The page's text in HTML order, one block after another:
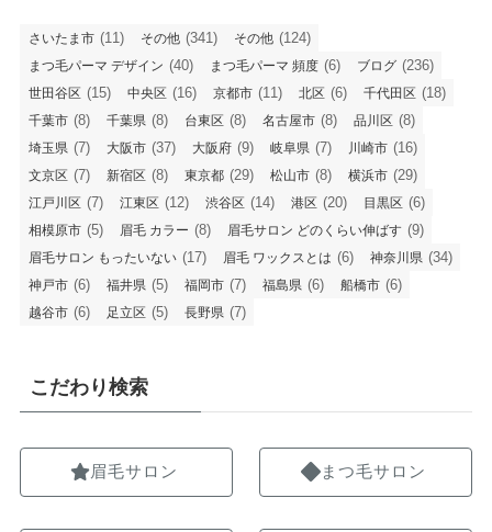
さいたま市 (11) その他 (341) その他 (124)
まつ毛パーマ デザイン (40) まつ毛パーマ 頻度 (6) ブログ (236)
世田谷区 (15) 中央区 (16) 京都市 (11) 北区 (6) 千代田区 (18)
千葉市 (8) 千葉県 (8) 台東区 (8) 名古屋市 (8) 品川区 (8)
埼玉県 (7) 大阪市 (37) 大阪府 (9) 岐阜県 (7) 川崎市 (16)
文京区 (7) 新宿区 (8) 東京都 (29) 松山市 (8) 横浜市 (29)
江戸川区 (7) 江東区 (12) 渋谷区 (14) 港区 (20) 目黒区 (6)
相模原市 (5) 眉毛 カラー (8) 眉毛サロン どのくらい伸ばす (9)
眉毛サロン もったいない (17) 眉毛 ワックスとは (6) 神奈川県 (34)
神戸市 (6) 福井県 (5) 福岡市 (7) 福島県 (6) 船橋市 (6)
越谷市 (6) 足立区 (5) 長野県 (7)
こだわり検索
眉毛サロン まつ毛サロン